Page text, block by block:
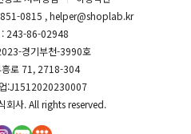
0815 , helper@shoplab.kr
: 243-86-02948
경기부천-3990호
흥로 71, 2718-304
:J1512020230007
회사. All rights reserved.